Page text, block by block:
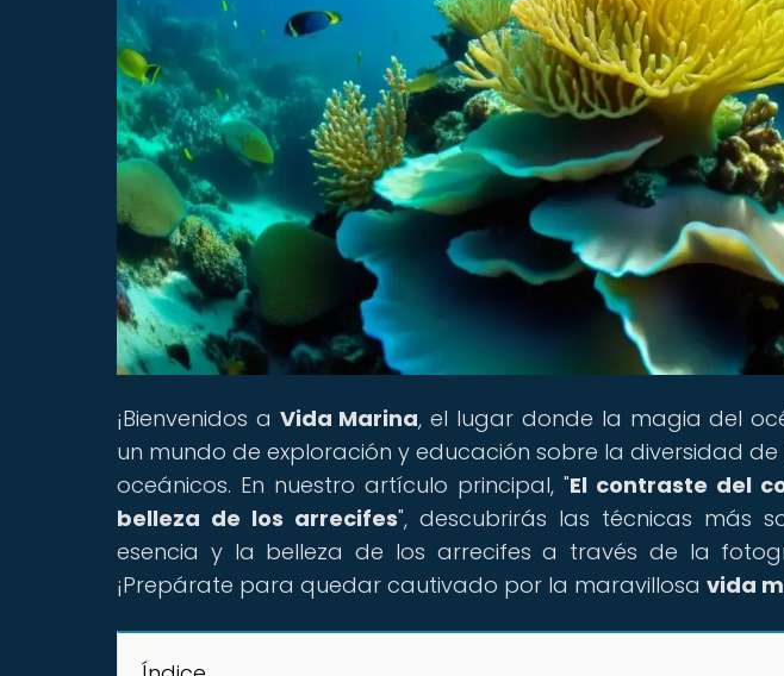
¡Bienvenidos a Vida Marina, el lugar donde la magia del
un mundo de exploración y educación sobre la diversidad
oceánicos. En nuestro artículo principal, "El contraste del
belleza de los arrecifes", descubrirás las técnicas más
esencia y la belleza de los arrecifes a través de la
¡Prepárate para quedar cautivado por la maravillosa vida